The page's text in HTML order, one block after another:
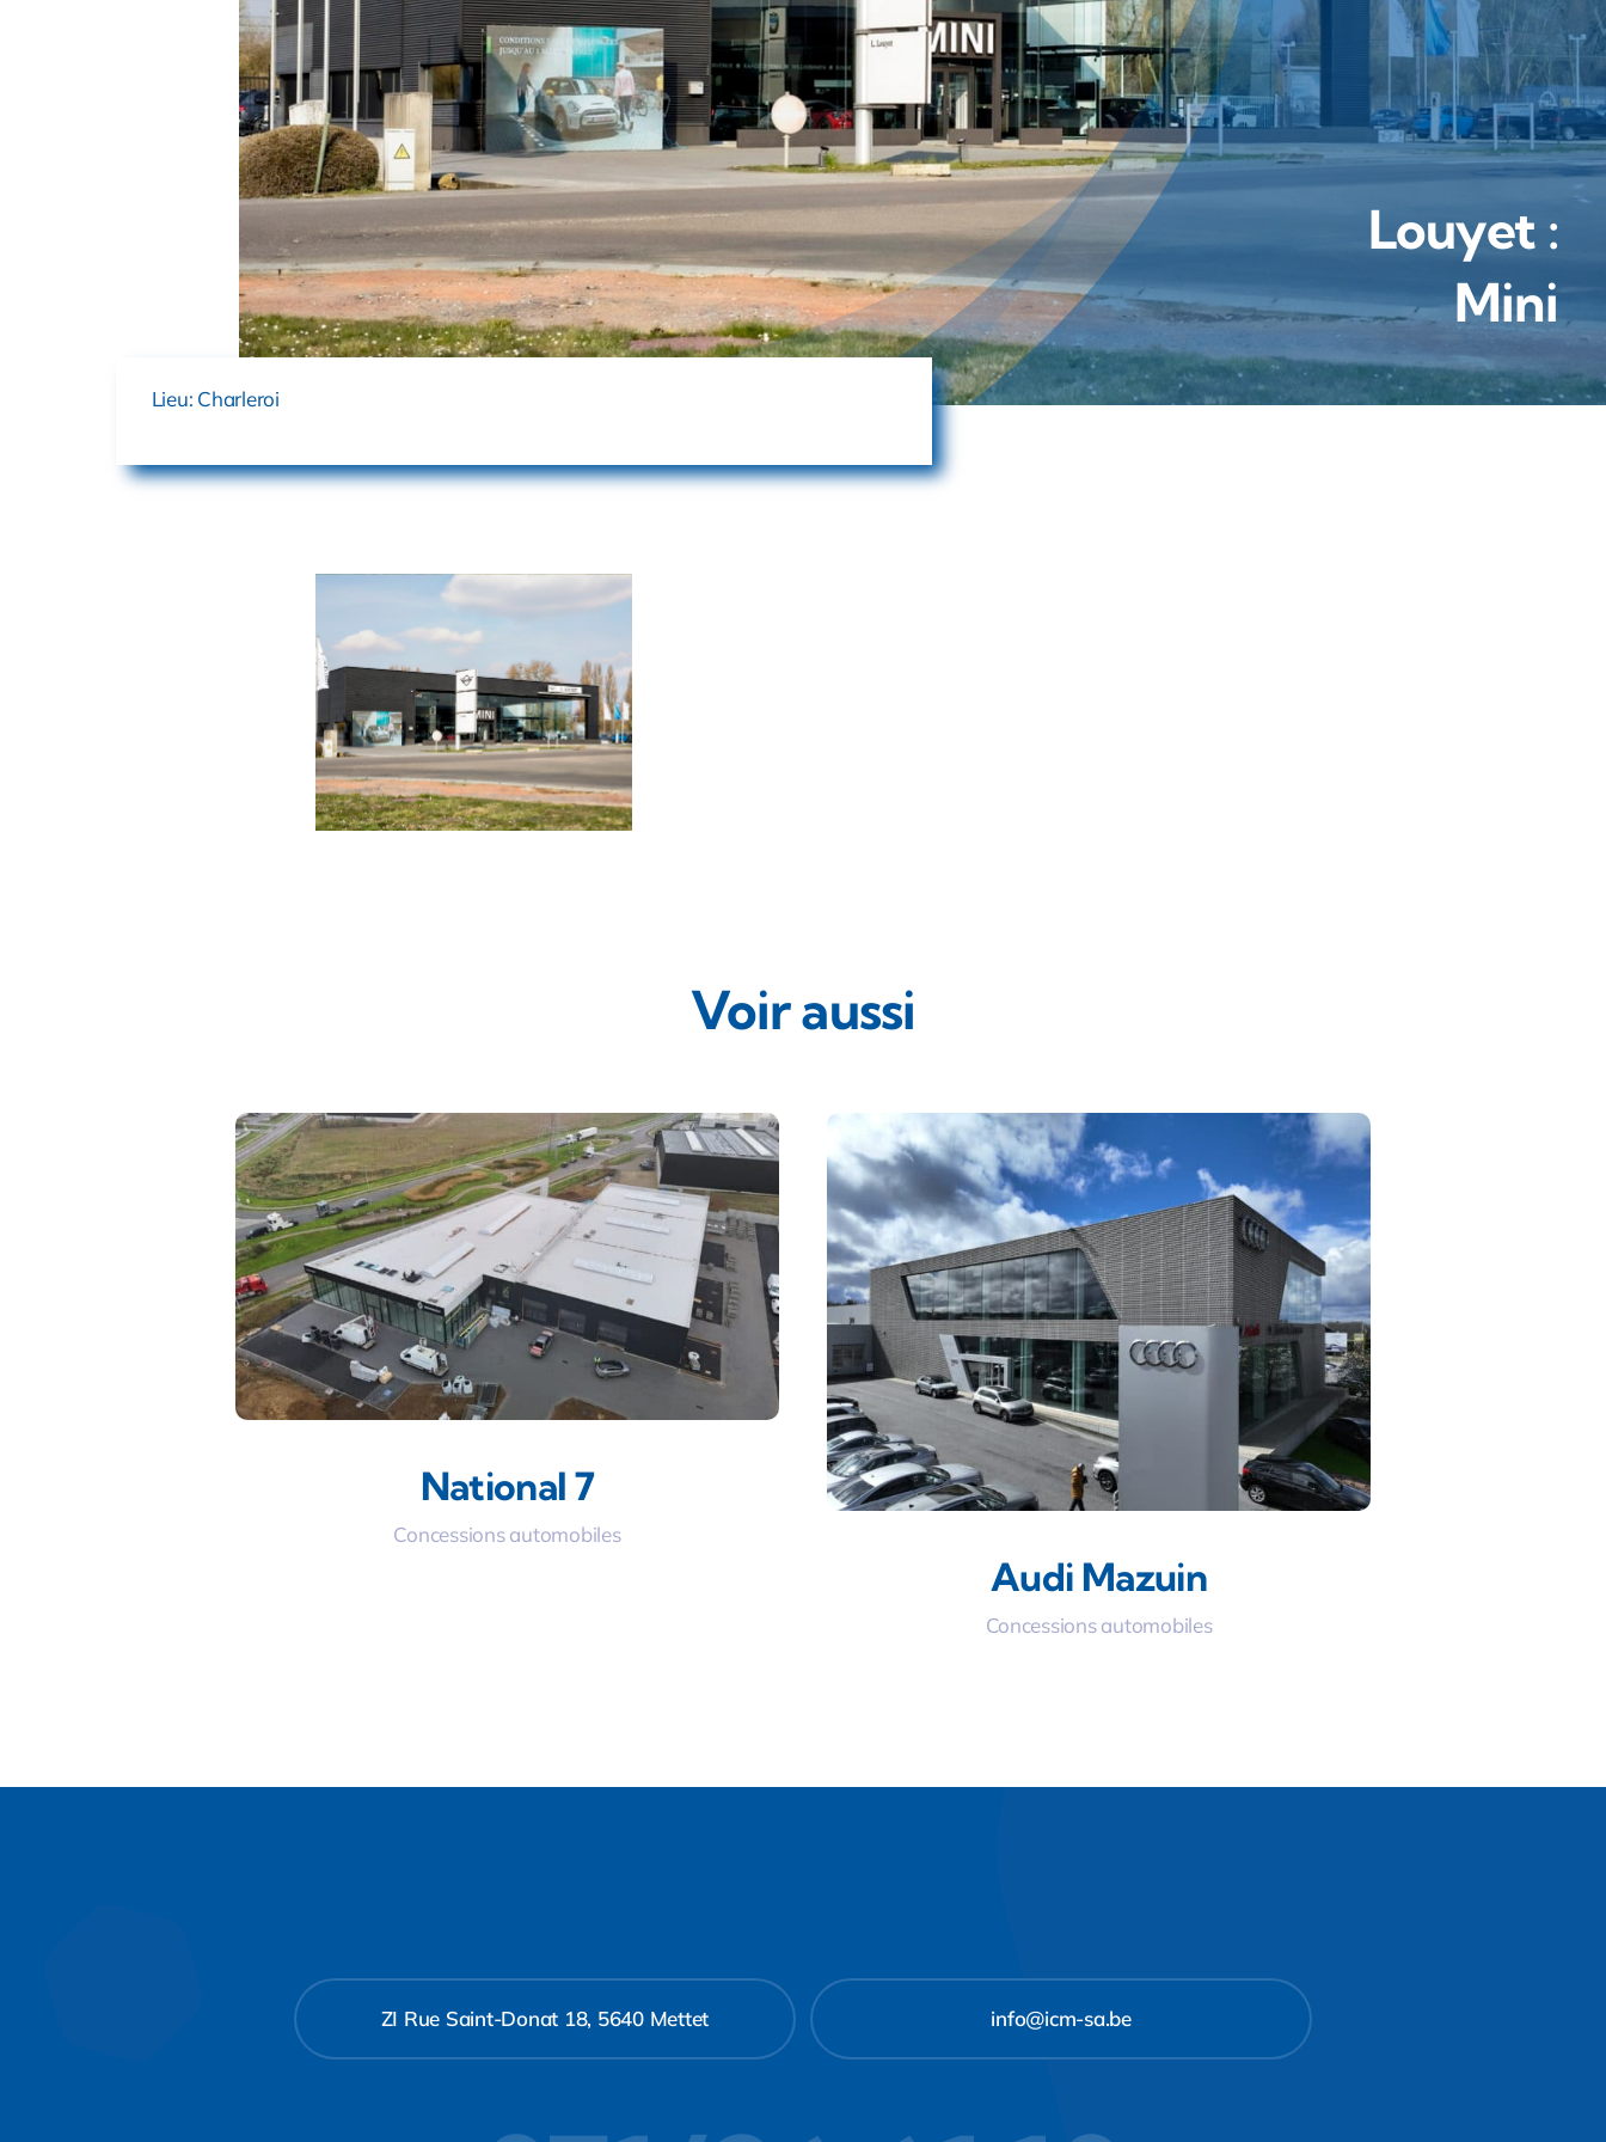
Louyet :
Mini
Lieu: Charleroi
Voir aussi
National 7
Concessions automobiles
Audi Mazuin
Concessions automobiles
ZI Rue Saint-Donat 18, 5640 Mettet info@icm-sa.be